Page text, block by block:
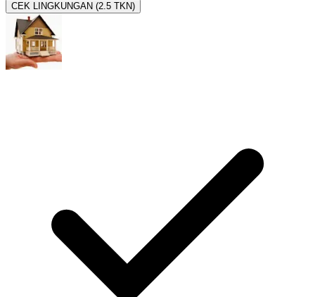
CEK LINGKUNGAN (2.5 TKN)